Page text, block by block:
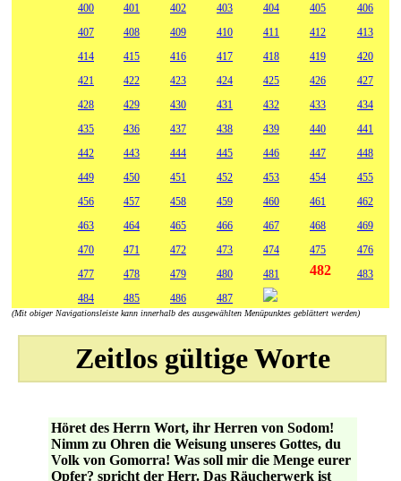
400
401 402 403 404 405
406
407
408 409 410 411 412
413
414
415 416 417 418 419
420
421
422 423 424 425 426
427
428
429 430 431 432 433
434
435
436 437 438 439 440
441
442
443 444 445 446 447
448
449
450 451 452 453 454
455
456
457 458 459 460 461
462
463
464 465 466 467 468
469
470
471 472 473 474 475
476
477
478 479 480 481 482
483
484
485 486 487
(Mit obiger Navigationsleiste kann innerhalb des ausgewählten Menüpunktes geblättert werden)
Zeitlos gültige Worte
Höret des Herrn Wort, ihr Herren von Sodom!
Nimm zu Ohren die Weisung unseres Gottes, du
Volk von Gomorra! Was soll mir die Menge eurer
Opfer? spricht der Herr. Das Räucherwerk ist